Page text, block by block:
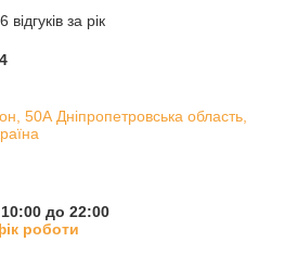
за рік
50А Дніпропетровська область,
до 22:00
роботи